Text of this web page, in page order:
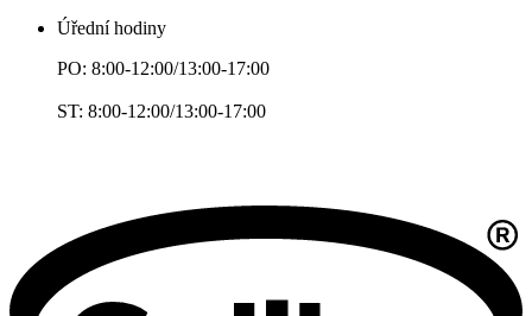
Úřední hodiny
PO: 8:00-12:00/13:00-17:00
ST: 8:00-12:00/13:00-17:00